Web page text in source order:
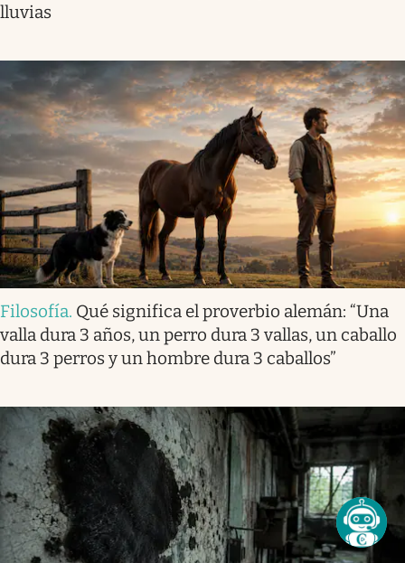
lluvias
Filosofía. Qué significa el proverbio alemán: “Una
valla dura 3 años, un perro dura 3 vallas, un caballo
dura 3 perros y un hombre dura 3 caballos”